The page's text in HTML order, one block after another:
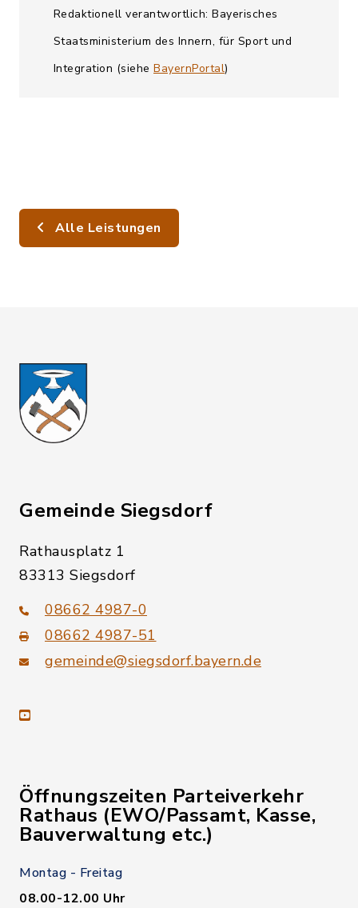
Redaktionell verantwortlich: Bayerisches
Staatsministerium des Innern, für Sport und
Integration (siehe BayernPortal)
Alle Leistungen
Gemeinde Siegsdorf
Rathausplatz 1
83313 Siegsdorf
08662 4987-0
08662 4987-51
gemeinde@siegsdorf.bayern.de
youtube
Öffnungszeiten Parteiverkehr
Rathaus (EWO/Passamt, Kasse,
Bauverwaltung etc.)
Montag - Freitag
08.00-12.00 Uhr